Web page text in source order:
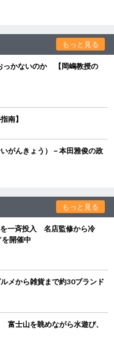
もっと見る
っかないのか 【岡嶋教授の
南】
がんきょう）－本田雅俊の政
もっと見る
一斉投入 名店監修から冷
開催中
メから雑貨まで約30ブランド
富士山を眺めながら水遊び、